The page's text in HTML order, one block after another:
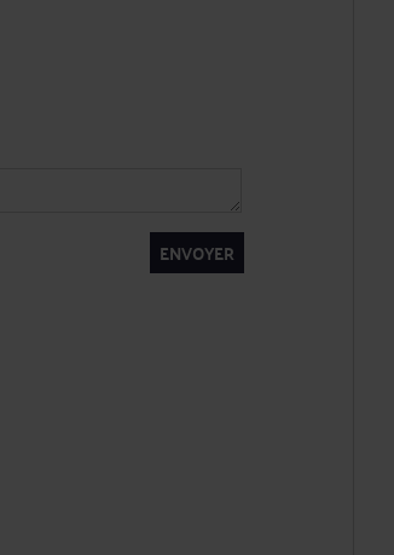
ENVOYER